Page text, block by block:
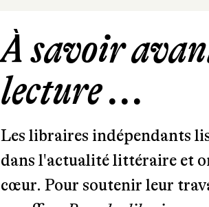
À savoir
lecture ...
Les libraires indépendants
dans l'actualité littéraire et
cœur. Pour soutenir leur